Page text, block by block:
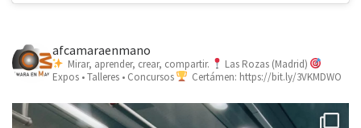
afcamaraenmano
Mirar, aprender, crear, compartir.
Las Rozas (Madrid)
Expos • Talleres • Concursos
Certámen: https://bit.ly/3VKMDWO